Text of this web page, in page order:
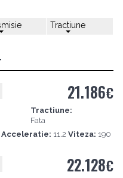
Tractiune
Tractiune:
Fata
Acceleratie: 11.2 Viteza: 190
21.186€
22.128€